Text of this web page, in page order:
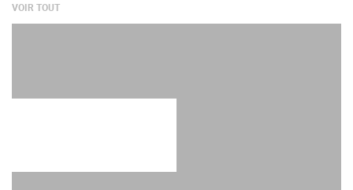
VOIR TOUT